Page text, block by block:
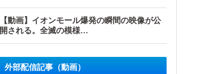
【動画】イオンモール爆発の瞬間の映像が公
開される。全滅の模様…
外部配信記事（動画）